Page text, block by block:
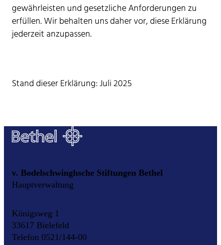
gewährleisten und gesetzliche Anforderungen zu
erfüllen. Wir behalten uns daher vor, diese Erklärung
jederzeit anzupassen.
Stand dieser Erklärung: Juli 2025
v. Bodelschwinghsche Stiftungen Bethel
Hauptverwaltung
Königsweg 1
33617 Bielefeld
Telefon 0521/144-00